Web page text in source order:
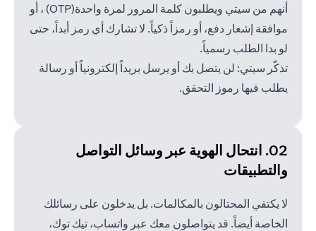
أنهم من سيتي ويطلبون كلمة المرور لمرة واحدة(OTP) ، أو
موافقة إشعار دفع، أو رمزاً ذكياً. لا تشارك أي رمز أبداً، حتى
لو بدا الطلب رسمياً.
تذكّر سيتي: لن يتصل بك أو يرسل بريداً إلكترونياً أو رسالة
يطلب فيها رموز التحقق.
02. انتحال الهوية عبر وسائل
التواصل
والتطبيقات
لا يكتفي المحتالون بالمكالمات. بل يدخلون على رسائلك
الخاصة أيضاً. قد يتواصلون معك عبر واتساب، تيك توك،